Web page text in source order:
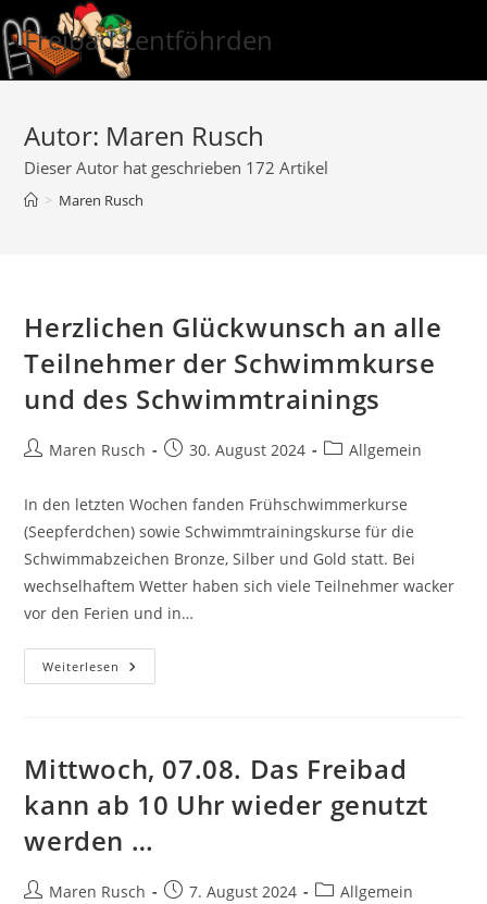
Zum
Inhalt
springen
Freibad Lentföhrden
Autor: Maren Rusch
Dieser Autor hat geschrieben 172 Artikel
> Maren Rusch
Herzlichen Glückwunsch an alle
Teilnehmer der Schwimmkurse
und des Schwimmtrainings
Beitrags-
Maren Rusch
Beitrag30. August 2024
Beitrags-
Allgemein
In den letzten Wochen fanden Frühschwimmerkurse
(Seepferdchen) sowie Schwimmtrainingskurse für die
Schwimmabzeichen Bronze, Silber und Gold statt. Bei
wechselhaftem Wetter haben sich viele Teilnehmer wacker
vor den Ferien und in…
Weiterlesen Herzlichen
Glückwunsch
Schwimmkurse
Und
Des
Schwimmtrainings
Mittwoch, 07.08. Das Freibad
kann ab 10 Uhr wieder genutzt
werden …
Beitrags-
Maren Rusch
Beitrag7. August 2024
Beitrags-
Allgemein